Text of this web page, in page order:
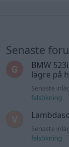
Senaste
BMW
lägre på
Senaste
felsökning
Senaste
felsökning